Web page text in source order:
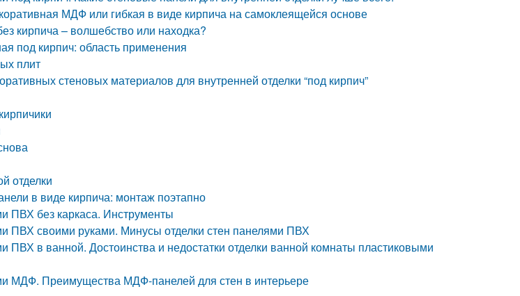
МДФ или гибкая в виде кирпича на самоклеящейся основе
кирпича – волшебство или находка?
под кирпич: область применения
плит
стеновых материалов для внутренней отделки “под кирпич”
отделки
в виде кирпича: монтаж поэтапно
ПВХ без каркаса. Инструменты
ПВХ своими руками. Минусы отделки стен панелями ПВХ
ПВХ в ванной. Достоинства и недостатки отделки ванной комнаты пластиковыми
МДФ. Преимущества МДФ-панелей для стен в интерьере